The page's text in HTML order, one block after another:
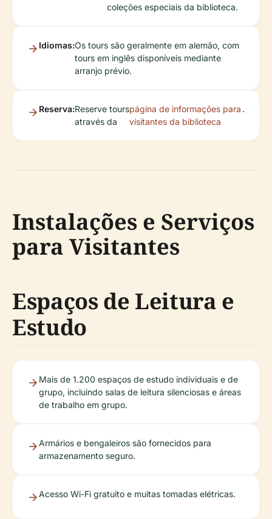
coleções especiais da biblioteca.
Idiomas:Os tours são geralmente em alemão, com
tours em inglês disponíveis mediante
arranjo prévio.
Reserva:Reserve tours
através da
página de informações para
visitantes da biblioteca
.
Instalações e Serviços
para Visitantes
Espaços de Leitura e
Estudo
Mais de 1.200 espaços de estudo individuais e de
grupo, incluindo salas de leitura silenciosas e áreas
de trabalho em grupo.
Armários e bengaleiros são fornecidos para
armazenamento seguro.
Acesso Wi-Fi gratuito e muitas tomadas elétricas.